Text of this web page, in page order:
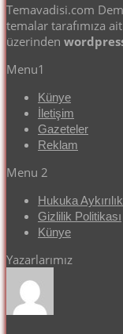
Temavadisi.com
temalar tarafımıza
üzerinden
Menu1
Künye
İletişim
Gazeteler
Reklam
Menu 2
Hukuka
Gizlilik Politikası
Künye
Yazarlarımız